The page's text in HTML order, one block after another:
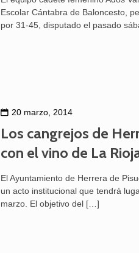
Escolar Cántabra de Baloncesto,
por 31-45, disputado el pasado
20 marzo, 2014
Los cangrejos de
con el vino de La
El Ayuntamiento de Herrera de
un acto institucional que tendrá
marzo. El objetivo del[…]